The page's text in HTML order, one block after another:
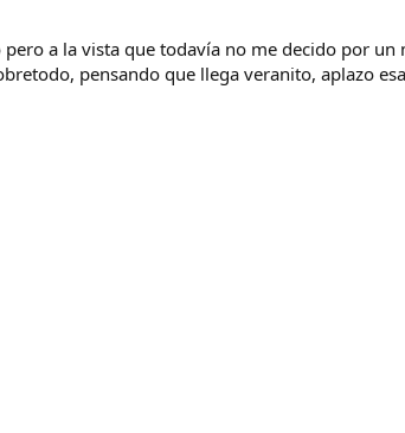
a la vista que todavía no me decido por un
pensando que llega veranito, aplazo